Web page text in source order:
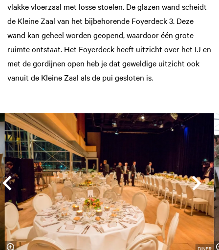
vlakke vloerzaal met losse stoelen. De glazen wand scheidt
de Kleine Zaal van het bijbehorende Foyerdeck 3. Deze
wand kan geheel worden geopend, waardoor één grote
ruimte ontstaat. Het Foyerdeck heeft uitzicht over het IJ en
met de gordijnen open heb je dat geweldige uitzicht ook
vanuit de Kleine Zaal als de pui gesloten is.
Overslaan
DINER
Inzoomen